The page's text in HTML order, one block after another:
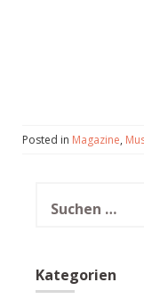
Posted in Magazine,
nach:
Kategorien